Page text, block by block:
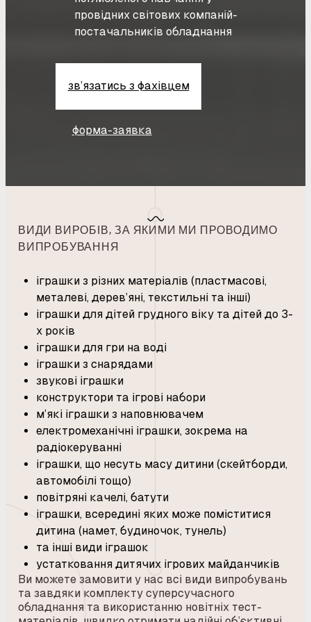
провідних світових компаній-
постачальників обладнання
зв’язатись з фахівцем
форма-заявка
ВИДИ ВИРОБІВ, ЗА ЯКИМИ МИ ПРОВОДИМО
ВИПРОБУВАННЯ
іграшки з різних матеріалів (пластмасові,
металеві, дерев’яні, текстильні та інші)
іграшки для дітей грудного віку та дітей до 3-
х років
іграшки для гри на воді
іграшки з снарядами
звукові іграшки
конструктори та ігрові набори
м’які іграшки з наповнювачем
електромеханічні іграшки, зокрема на
радіокеруванні
іграшки, що несуть масу дитини (скейтборди,
автомобілі тощо)
повітряні качелі, батути
іграшки, всередині яких може поміститися
дитина (намет, будиночок, тунель)
та інші види іграшок
устатковання дитячих ігрових майданчиків
Ви можете замовити у нас всі види випробувань
та завдяки комплекту суперсучасного
обладнання та використанню новітніх тест-